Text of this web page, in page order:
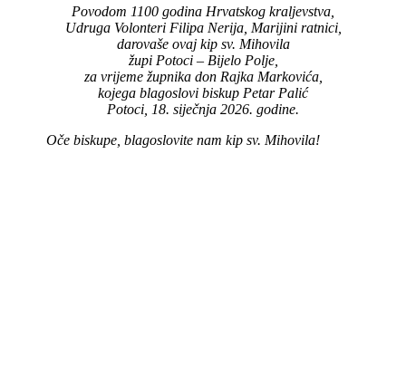
Povodom 1100 godina Hrvatskog kraljevstva,
Udruga Volonteri Filipa Nerija, Marijini ratnici,
darovaše ovaj kip sv. Mihovila
župi Potoci – Bijelo Polje,
za vrijeme župnika don Rajka Markovića,
kojega blagoslovi biskup Petar Palić
Potoci, 18. siječnja 2026. godine.
Oče biskupe, blagoslovite nam kip sv. Mihovila!